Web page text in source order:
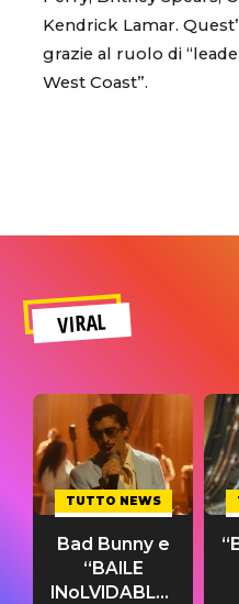
Kendrick Lamar.
grazie al ruolo di
West Coast”.
VIRAL
TUTTO NEWS
Bad Bunny e
“BAILE
INoLVIDABLE”: